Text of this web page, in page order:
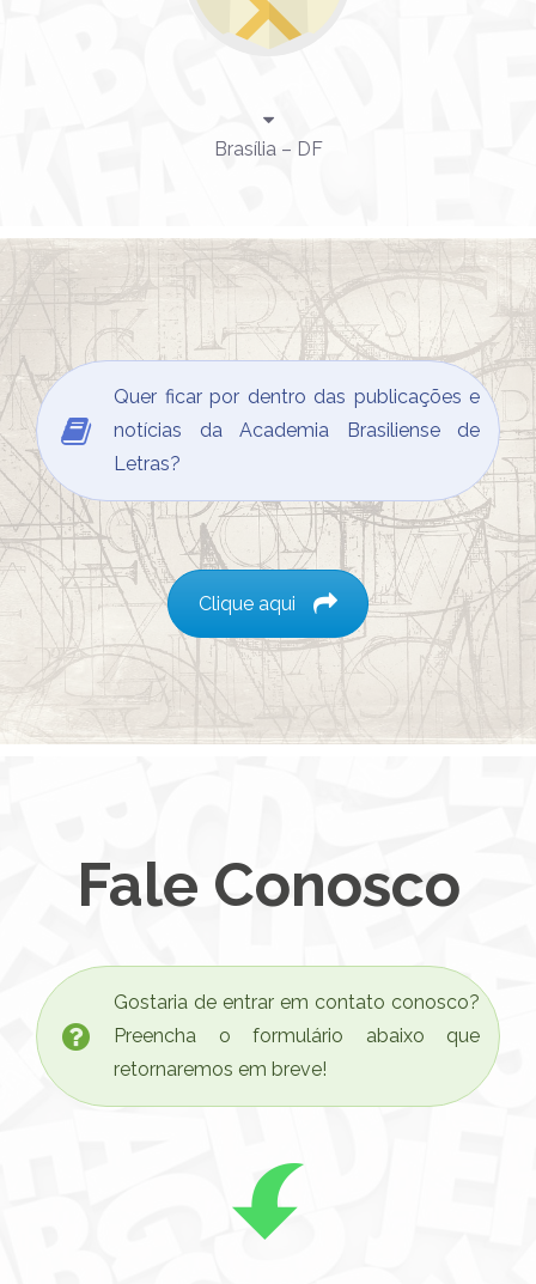
Brasília – DF
Quer ficar por dentro das publicações e
notícias da Academia Brasiliense de
Letras?
Clique aqui
Fale Conosco
Gostaria de entrar em contato conosco?
Preencha o formulário abaixo que
retornaremos em breve!